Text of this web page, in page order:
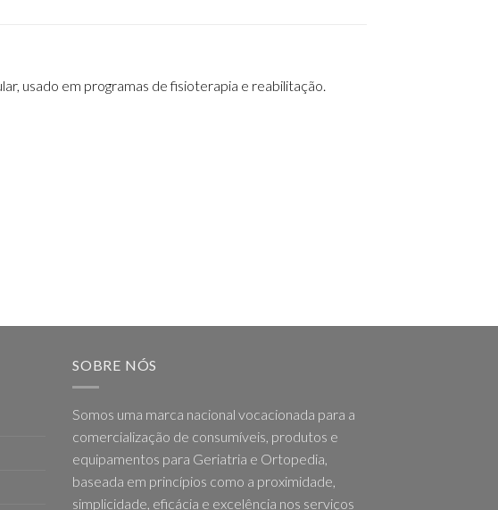
usado em programas de fisioterapia e reabilitação.
SOBRE NÓS
Somos uma marca nacional vocacionada para a
comercialização de consumíveis, produtos e
equipamentos para Geriatria e Ortopedia,
baseada em princípios como a proximidade,
simplicidade, eficácia e excelência nos serviços